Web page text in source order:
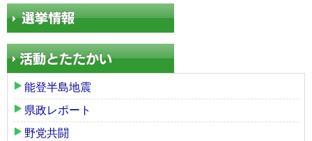
能登半島地震
県政レポート
野党共闘